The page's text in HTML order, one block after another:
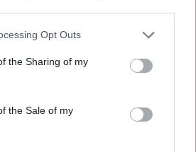
Tenga en cuenta que algún
usted tiene el derecho de
Sus preferencias se aplicarán
de nuevo en este sitio web o
de privacidad.
Opt Outs
the Sharing of my
the Sale of my